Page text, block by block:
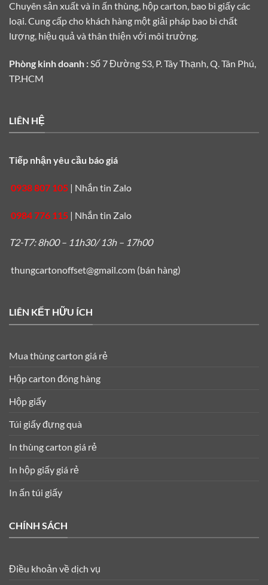
Chuyên sản xuất và in ấn thùng, hộp carton, bao bì giấy các
loại. Cung cấp cho khách hàng một giải pháp bao bì chất
lượng, hiệu quả và thân thiện với môi trường.
Phòng kinh doanh : Số 7 Đường S3, P. Tây Thạnh, Q. Tân Phú,
TP.HCM
LIÊN HỆ
Tiếp nhận yêu cầu báo giá
0938 807 105 | Nhắn tin Zalo
0984 776 115 | Nhắn tin Zalo
T2-T7: 8h00 – 11h30/ 13h – 17h00
thungcartonoffset@gmail.com (bán hàng)
LIÊN KẾT HỮU ÍCH
Mua thùng carton giá rẻ
Hộp carton đóng hàng
Hộp giấy
Túi giấy đựng quà
In thùng carton giá rẻ
In hộp giấy giá rẻ
In ấn túi giấy
CHÍNH SÁCH
Điều khoản về dịch vụ